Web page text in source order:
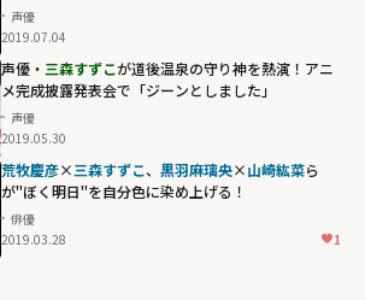
声優
2019.07.04
声優・ 三森すずこが道後温泉の守り神を熱演！アニ
メ完成披露発表会で「ジーンとしました」
声優
2019.05.30
荒牧慶彦×三森すずこ、 黒羽麻璃央×山崎紘菜ら
が"ぼく明日"を自分色に染め上げる！
俳優
2019.03.28
1